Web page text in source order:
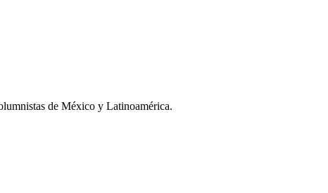
de México y Latinoamérica.